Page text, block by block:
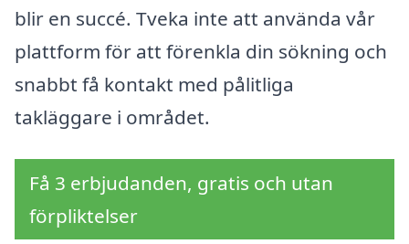
blir en succé. Tveka inte att använda vår
plattform för att förenkla din sökning och
snabbt få kontakt med pålitliga
takläggare i området.
Få 3 erbjudanden, gratis och utan
förpliktelser